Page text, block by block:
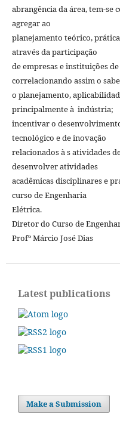
abrangência da área, tem-se
agregar ao
planejamento teórico,
através da participação
de empresas e instituições
correlacionando assim o
o planejamento,
principalmente à indústria;
incentivar o
tecnológico e de inovação
relacionados à s atividades
desenvolver atividades
acadêmicas disciplinares e
curso de Engenharia
Elétrica.
Diretor do Curso de
Profº Márcio José Dias
Latest publications
Make a Submission